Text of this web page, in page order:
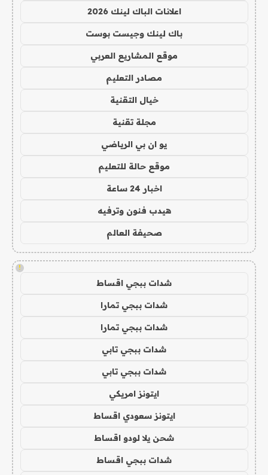
اعلانات الباك لينك 2026
باك لينك وجيست بوست
موقع المشاريع العربي
مصادر التعليم
خيال التقنية
مجلة تقنية
يو ان بي الرياضي
موقع حالة للتعليم
اخبار 24 ساعة
هيدب فنون وترفيه
صحيفة العالم
!
شدات ببجي اقساط
شدات ببجي تمارا
شدات ببجي تمارا
شدات ببجي تابي
شدات ببجي تابي
ايتونز امريكي
ايتونز سعودي اقساط
شحن يلا لودو اقساط
شدات ببجي اقساط